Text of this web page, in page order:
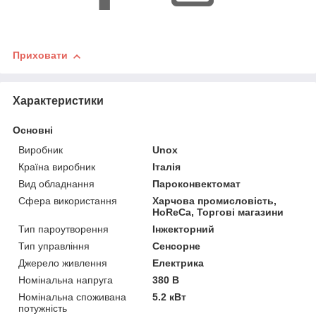
Приховати
Характеристики
Основні
Виробник
Unox
Країна виробник
Італія
Вид обладнання
Пароконвектомат
Сфера використання
Харчова промисловість,
HoReCa, Торгові магазини
Тип пароутворення
Інжекторний
Тип управління
Сенсорне
Джерело живлення
Електрика
Номінальна напруга
380 В
Номінальна споживана
потужність
5.2 кВт